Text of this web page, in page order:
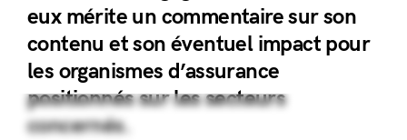
eux mérite un commentaire sur son
contenu et son éventuel impact pour
les organismes d’assurance
positionnés sur les secteurs
concernés.